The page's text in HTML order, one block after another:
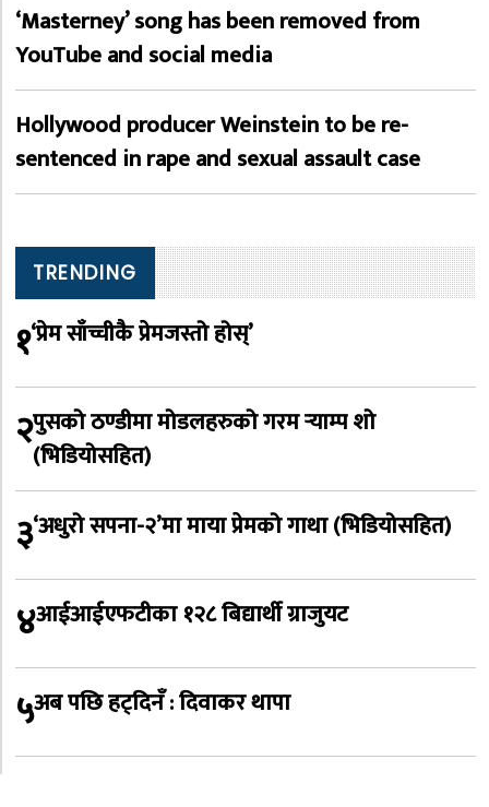
‘Masterney’ song has been removed from
YouTube and social media
Hollywood producer Weinstein to be re-
sentenced in rape and sexual assault case
TRENDING
१‘प्रेम साँच्चीकै प्रेमजस्तो होस्’
२पुसको ठण्डीमा मोडलहरुको गरम र्‍याम्प शो
(भिडियोसहित)
३‘अधुरो सपना-२’मा माया प्रेमको गाथा (भिडियोसहित)
४आईआईएफटीका १२८ बिद्यार्थी ग्राजुयट
५अब पछि हट्दिनँ : दिवाकर थापा